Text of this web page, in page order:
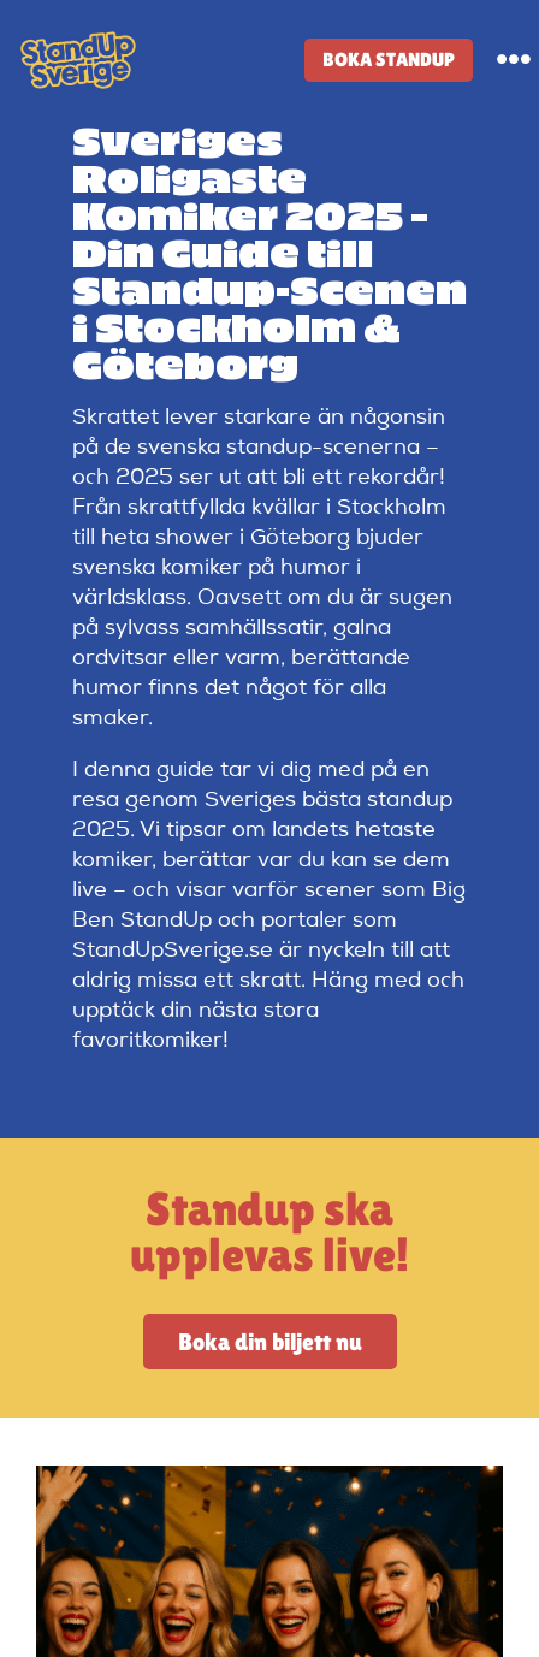
to
content
BOKA STANDUP
Standup-butik
Komiker
Lineup
Klubbar
Artiklar
StandUpSverige PODDEN
Om oss
Kontakta oss
Vanliga frågor
Mitt konto
Sveriges
Roligaste
Komiker 2025 –
Din Guide till
Standup-Scenen
i Stockholm &
Göteborg
Skrattet lever starkare än någonsin
på de svenska standup-scenerna –
och 2025 ser ut att bli ett rekordår!
Från skrattfyllda kvällar i Stockholm
till heta shower i Göteborg bjuder
svenska komiker på humor i
världsklass. Oavsett om du är sugen
på sylvass samhällssatir, galna
ordvitsar eller varm, berättande
humor finns det något för alla
smaker.
I denna guide tar vi dig med på en
resa genom Sveriges bästa standup
2025. Vi tipsar om landets hetaste
komiker, berättar var du kan se dem
live – och visar varför scener som Big
Ben StandUp och portaler som
StandUpSverige.se är nyckeln till att
aldrig missa ett skratt. Häng med och
upptäck din nästa stora
favoritkomiker!
Standup ska
upplevas live!
Boka din biljett nu